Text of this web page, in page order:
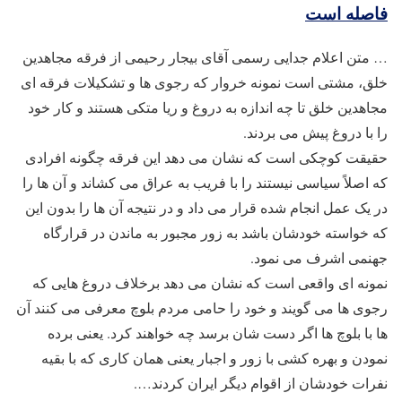
فاصله است
… متن اعلام جدایی رسمی آقای بیجار رحیمی از فرقه مجاهدین
خلق، مشتی است نمونه خروار که رجوی ها و تشکیلات فرقه ای
مجاهدین خلق تا چه اندازه به دروغ و ریا متکی هستند و کار خود
را با دروغ پیش می بردند.
حقیقت کوچکی است که نشان می دهد این فرقه چگونه افرادی
که اصلاً سیاسی نیستند را با فریب به عراق می کشاند و آن ها را
در یک عمل انجام شده قرار می داد و در نتیجه آن ها را بدون این
که خواسته خودشان باشد به زور مجبور به ماندن در قرارگاه
جهنمی اشرف می نمود.
نمونه ای واقعی است که نشان می دهد برخلاف دروغ هایی که
رجوی ها می گویند و خود را حامی مردم بلوچ معرفی می کنند آن
ها با بلوچ ها اگر دست شان برسد چه خواهند کرد. یعنی برده
نمودن و بهره کشی با زور و اجبار یعنی همان کاری که با بقیه
نفرات خودشان از اقوام دیگر ایران کردند….